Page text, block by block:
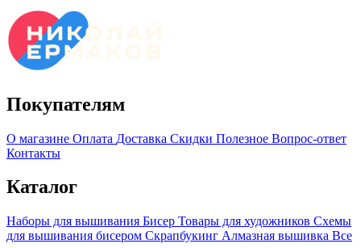
Покупателям
О магазине Оплата Доставка Скидки Полезное Вопрос-ответ
Контакты
Каталог
Наборы для вышивания Бисер Товары для художников Схемы
для вышивания бисером Скрапбукинг Алмазная вышивка Все